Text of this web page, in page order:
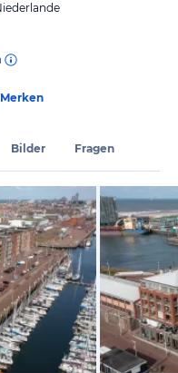
Merken
Bilder Fragen
vom